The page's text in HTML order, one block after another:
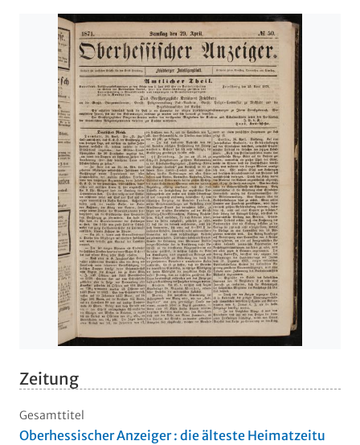
Zeitung
Gesamttitel
Oberhessischer Anzeiger : die älteste Heimatzeitu